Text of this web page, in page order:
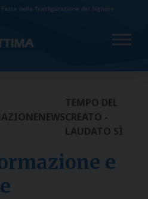
Festa della Trasfigurazione del Signore
NEWS
TEMPO DEL
CREATO -
LAUDATO SÌ
e